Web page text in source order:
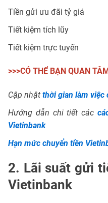
Tiền gửi ưu đãi tỷ giá
Tiết kiệm tích lũy
Tiết kiệm trực tuyến
>>>CÓ THỂ BẠN QUAN
Cập nhật thời gian làm việc
Hướng dẫn chi tiết các
Vietinbank
Hạn mức chuyển tiền
2. Lãi suất gửi
Vietinbank